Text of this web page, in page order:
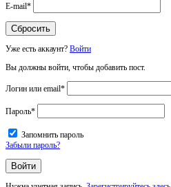
E-mail*
Уже есть аккаунт? Войти
Вы должны войти, чтобы добавить пост.
Логин или email*
Пароль*
Запомнить пароль
Забыли пароль?